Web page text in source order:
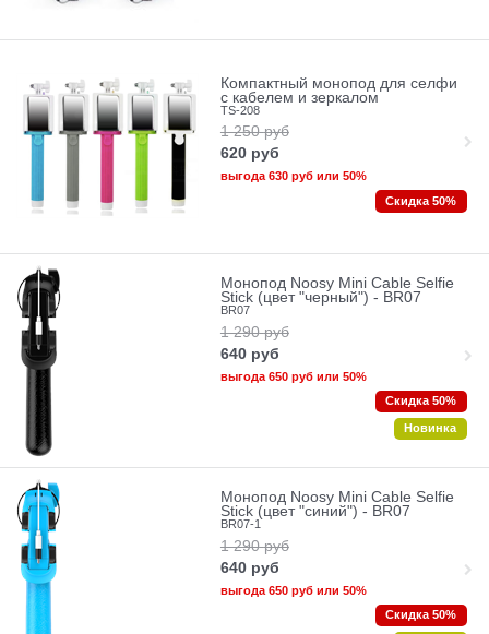
Компактный монопод для селфи
с кабелем и зеркалом
TS-208
1 250 руб
620 руб
выгода 630 рубили 50%
Скидка 50%
Монопод Noosy Mini Cable Selfie
Stick (цвет "черный") - BR07
BR07
1 290 руб
640 руб
выгода 650 рубили 50%
Скидка 50%
Новинка
Монопод Noosy Mini Cable Selfie
Stick (цвет "синий") - BR07
BR07-1
1 290 руб
640 руб
выгода 650 рубили 50%
Скидка 50%